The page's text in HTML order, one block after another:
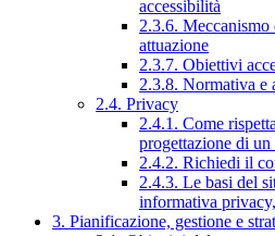
accessibilità
2.3.6. Meccanismo
attuazione
2.3.7. Obiettivi
2.3.8. Normativa e
2.4. Privacy
2.4.1. Come
progettazione di
2.4.2. Richiedi il
2.4.3. Le basi del
informativa
3. Pianificazione, gestione e